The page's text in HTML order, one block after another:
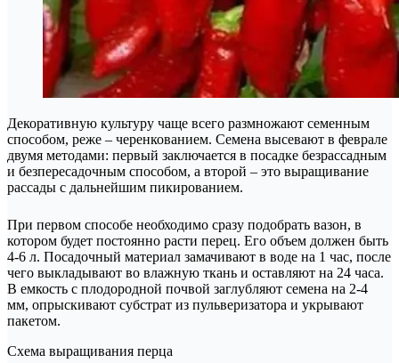
Декоративную культуру чаще всего размножают семенным
способом, реже – черенкованием. Семена высевают в феврале
двумя методами: первый заключается в посадке безрассадным
и безпересадочным способом, а второй – это выращивание
рассады с дальнейшим пикированием.
При первом способе необходимо сразу подобрать вазон, в
котором будет постоянно расти перец. Его объем должен быть
4-6 л. Посадочный материал замачивают в воде на 1 час, после
чего выкладывают во влажную ткань и оставляют на 24 часа.
В емкость с плодородной почвой заглубляют семена на 2-4
мм, опрыскивают субстрат из пульверизатора и укрывают
пакетом.
Схема выращивания перца